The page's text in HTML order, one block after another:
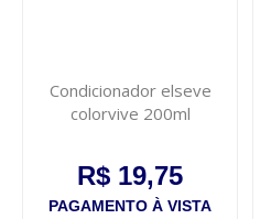
Condicionador elseve
colorvive 200ml
R$ 19,75
PAGAMENTO À VISTA